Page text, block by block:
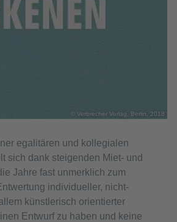
© Verbrecher Verlag, Berlin, 2018
egalitären und kollegialen
sich dank steigenden Miet- und
Jahre fast unmerklich zum
individueller, nicht-
künstlerisch orientierter
Entwurf zu haben und keine